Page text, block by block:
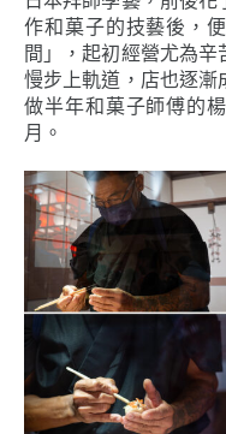
作和菓子的技藝後，
間」，起初經營尤為辛
慢步上軌道，店也逐漸
做半年和菓子師傅的
月。